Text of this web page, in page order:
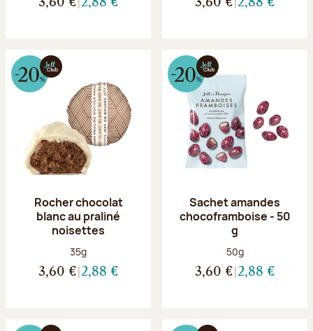
3,60 € 2,88 € 3,60 € 2,88 €
Rocher chocolat
blanc au praliné
noisettes
Poids net :
35g
3,60 € 2,88 €
Sachet amandes
chocoframboise - 50
g
Poids net :
50g
3,60 € 2,88 €